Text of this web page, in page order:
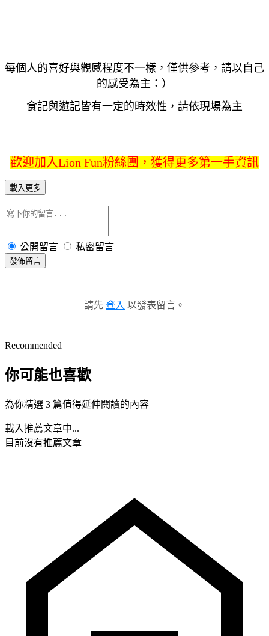
每個人的喜好與觀感程度不一樣，僅供參考，請以自己
的感受為主：）
食記與遊記皆有一定的時效性，請依現場為主
歡迎加入Lion Fun粉絲團，獲得更多第一手資訊
載入更多
公開留言 私密留言
發佈留言
請先 登入 以發表留言。
Recommended
你可能也喜歡
為你精選 3 篇值得延伸閱讀的內容
載入推薦文章中...
目前沒有推薦文章